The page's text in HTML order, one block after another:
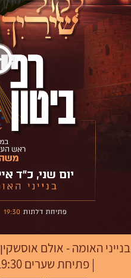
בנייני האומה - אולם אוסשקין
| פתיחת שערים 19:30 | שעת התחלה 20:30